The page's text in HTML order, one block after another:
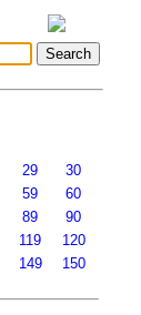
29
30
59
60
89
90
119
120
149 150